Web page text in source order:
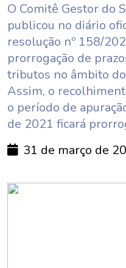
O Comitê Gestor do
publicou no diário
resolução nº 158/
prorrogação de
tributos no âmbito
Assim, o
o período de
de 2021 ficará
31 de março de